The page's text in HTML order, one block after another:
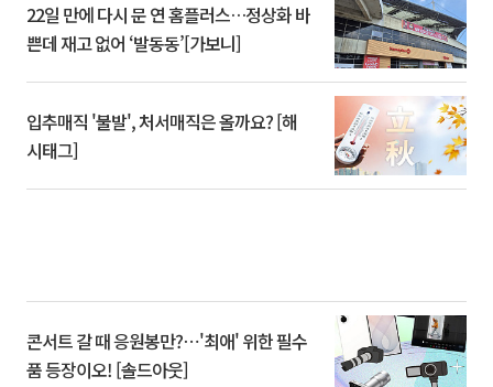
22일 만에 다시 문 연 홈플러스…정상화 바
쁜데 재고 없어 ‘발동동’[가보니]
입추매직 '불발', 처서매직은 올까요? [해
시태그]
콘서트 갈 때 응원봉만?⋯'최애' 위한 필수
품 등장이오! [솔드아웃]